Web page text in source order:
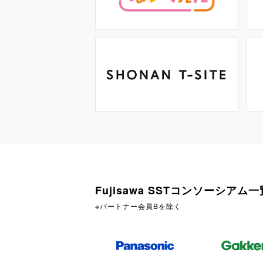
Fujisawa SSTコンソーシアム一
※パートナー会員Bを除く